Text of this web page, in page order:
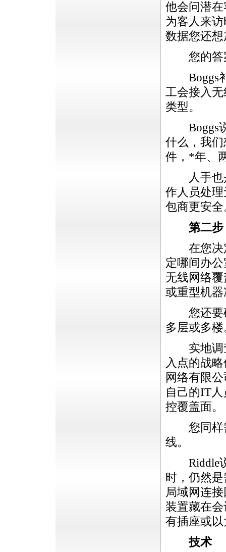
他会问潜
为客人来
数据您还想
您的答案
Boggs补
工会接入
类型。
Boggs说
什么，我
件， *年、
人手也是
作人员处
包商更安全
第二步
在您决定
定哪间办
无线网络
或重型机
您还要确
多层或多楼
实地调查
入点的战
网络有限
自己的IT
控覆盖面。
您同样需
线。
Riddle说
时，仍然
局域网连
装置藏在
有插座或
技术